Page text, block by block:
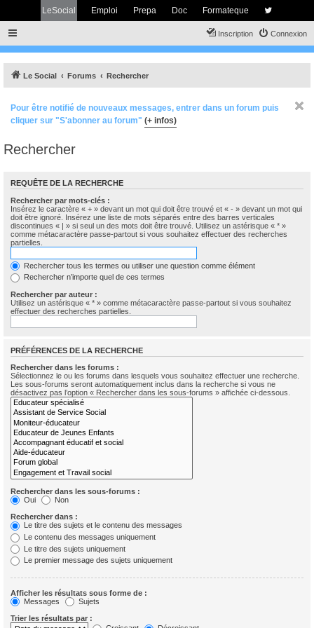
LeSocial Emploi Prepa Doc Formateque
Connexion
Inscription
Le Social Forums Rechercher
Pour être notifié de nouveaux messages, entrer dans un forum puis
cliquer sur "S'abonner au forum" (+ infos)
Rechercher
REQUÊTE DE LA RECHERCHE
Rechercher par mots-clés :
Insérez le caractère « + » devant un mot qui doit être trouvé et « - » devant un mot qui
doit être ignoré. Insérez une liste de mots séparés entre des barres verticales
discontinues « | » si seul un des mots doit être trouvé. Utilisez un astérisque « * »
comme métacaractère passe-partout si vous souhaitez effectuer des recherches
partielles.
Rechercher tous les termes ou utiliser une question comme élément
Rechercher n’importe quel de ces termes
Rechercher par auteur :
Utilisez un astérisque « * » comme métacaractère passe-partout si vous souhaitez
effectuer des recherches partielles.
PRÉFÉRENCES DE LA RECHERCHE
Rechercher dans les forums :
Sélectionnez le ou les forums dans lesquels vous souhaitez effectuer une recherche.
Les sous-forums seront automatiquement inclus dans la recherche si vous ne
désactivez pas l’option « Rechercher dans les sous-forums » affichée ci-dessous.
Rechercher dans les sous-forums :
Oui
Non
Rechercher dans :
Le titre des sujets et le contenu des messages
Le contenu des messages uniquement
Le titre des sujets uniquement
Le premier message des sujets uniquement
Afficher les résultats sous forme de :
Messages
Sujets
Trier les résultats par :